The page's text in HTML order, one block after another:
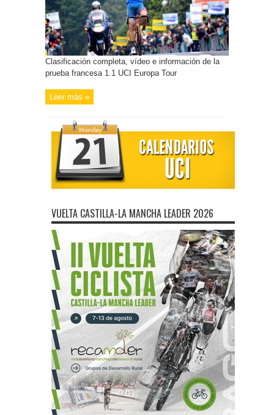
Clasificación completa, vídeo e información de la
prueba francesa 1.1 UCI Europa Tour
Leer más »
VUELTA CASTILLA-LA MANCHA LEADER 2026